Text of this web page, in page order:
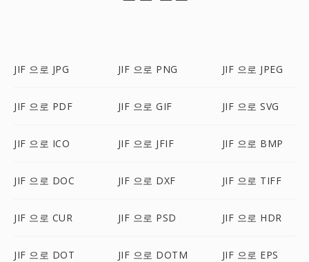
JIF 으로 JPG JIF 으로 PNG JIF 으로 JPEG
JIF 으로 PDF JIF 으로 GIF JIF 으로 SVG
JIF 으로 ICO JIF 으로 JFIF JIF 으로 BMP
JIF 으로 DOC JIF 으로 DXF JIF 으로 TIFF
JIF 으로 CUR JIF 으로 PSD JIF 으로 HDR
JIF 으로 DOT JIF 으로 DOTM JIF 으로 EPS